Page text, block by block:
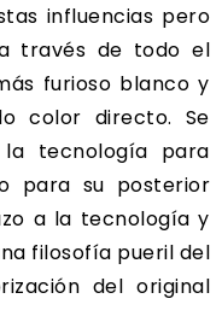
influencias pero
través de todo el
furioso blanco y
color directo. Se
tecnología para
para su posterior
a la tecnología y
filosofía pueril del
del original